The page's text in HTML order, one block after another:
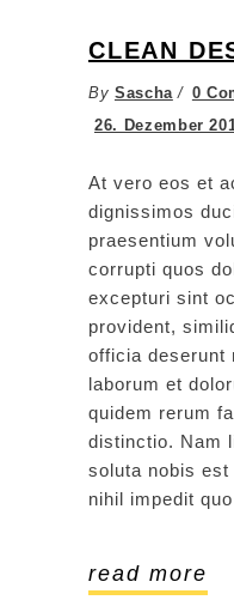
CLEAN
By Sascha 0
26. Dezember
At vero eos et
dignissimos
praesentium
corrupti quos
excepturi sint
provident,
officia deserunt
laborum et
quidem rerum
distinctio. Nam
soluta nobis est
nihil impedit
read more